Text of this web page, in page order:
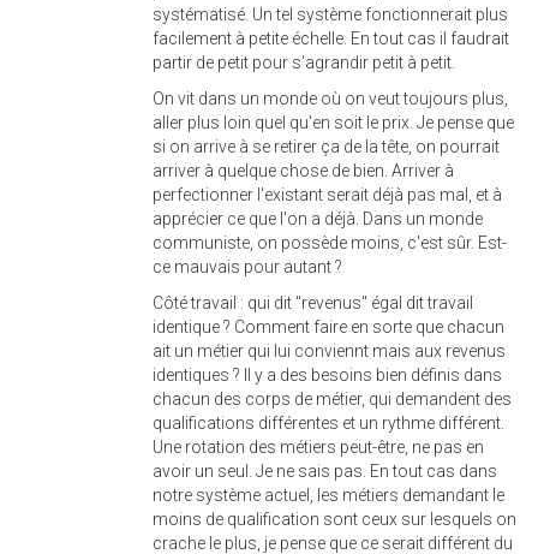
systématisé. Un tel système fonctionnerait plus
facilement à petite échelle. En tout cas il faudrait
partir de petit pour s'agrandir petit à petit.
On vit dans un monde où on veut toujours plus,
aller plus loin quel qu'en soit le prix. Je pense que
si on arrive à se retirer ça de la tête, on pourrait
arriver à quelque chose de bien. Arriver à
perfectionner l'existant serait déjà pas mal, et à
apprécier ce que l'on a déjà. Dans un monde
communiste, on possède moins, c'est sûr. Est-
ce mauvais pour autant ?
Côté travail : qui dit "revenus" égal dit travail
identique ? Comment faire en sorte que chacun
ait un métier qui lui conviennt mais aux revenus
identiques ? Il y a des besoins bien définis dans
chacun des corps de métier, qui demandent des
qualifications différentes et un rythme différent.
Une rotation des métiers peut-être, ne pas en
avoir un seul. Je ne sais pas. En tout cas dans
notre système actuel, les métiers demandant le
moins de qualification sont ceux sur lesquels on
crache le plus, je pense que ce serait différent du